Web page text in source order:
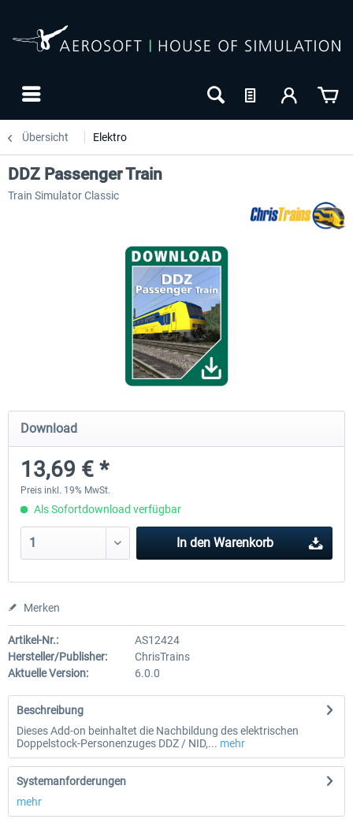
Übersicht Elektro
ICE 4 (BR 412)
34,95 € *
Stadler Flirt 3
DDZ Passenger Train
Train Simulator Classic
Download
13,69 € *
Preis inkl. 19% MwSt.
Als Sofortdownload verfügbar
In den Warenkorb
Merken
Artikel-Nr.:
AS12424
Hersteller/Publisher:
ChrisTrains
Aktuelle Version:
6.0.0
Beschreibung
Dieses Add-on beinhaltet die Nachbildung des elektrischen
Doppelstock-Personenzuges DDZ / NID,... mehr
Systemanforderungen
mehr